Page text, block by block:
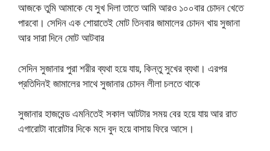
আজকে তুমি আমাকে যে সুখ দিলা তাতে আমি আরও ১০০বার চোদন খেতে
পারবো। সেদিন এক শোয়াতেই মোট তিনবার জামালের চোদন খায় সুজানা
আর সারা দিনে মোট আটবার
সেদিন সুজানার পুরা শরীর ব্যথা হয়ে যায়, কিন্তু সুখের ব্যথা। এরপর
প্রতিদিনই জামালের সাথে সুজানার চোদন লীলা চলতে থাকে
সুজানার হাজবেন্ড এমনিতেই সকাল আটটার সময় বের হয়ে যায় আর রাত
এগারোটা বারোটার দিকে মদে বুদ হয়ে বাসায় ফিরে আসে।